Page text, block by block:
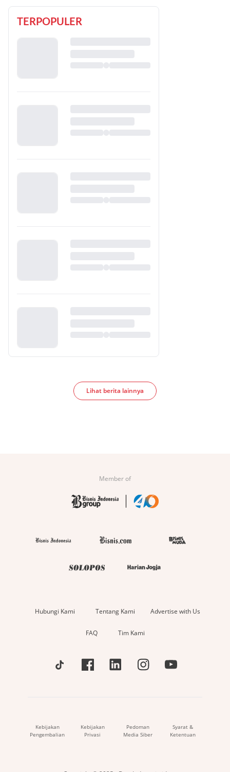
TERPOPULER
Lihat berita lainnya
Member of
Hubungi Kami Tentang Kami Advertise with Us
FAQ Tim Kami
Kebijakan
Pengembalian
Kebijakan
Privasi
Pedoman
Media Siber
Syarat &
Ketentuan